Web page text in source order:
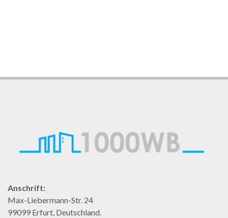
Anschrift:
Max-Liebermann-Str. 24
99099 Erfurt, Deutschland.